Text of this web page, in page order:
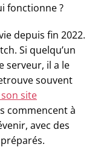
fonctionne ?
depuis fin 2022.
Si quelqu’un
serveur, il a le
souvent
site
commencent à
avec des